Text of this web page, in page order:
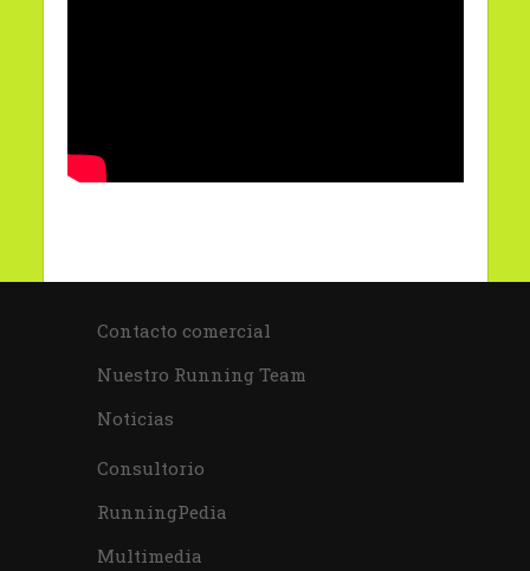
Contacto comercial
Nuestro Running Team
Noticias
Consultorio
RunningPedia
Multimedia